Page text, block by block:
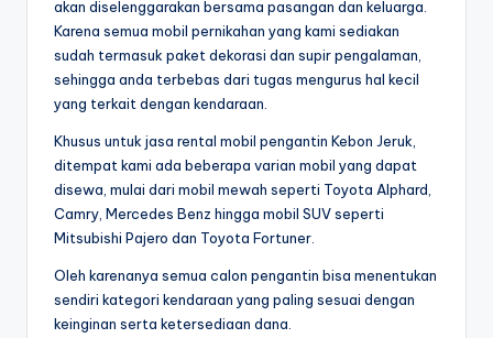
akan diselenggarakan bersama pasangan dan keluarga.
Karena semua mobil pernikahan yang kami sediakan
sudah termasuk paket dekorasi dan supir pengalaman,
sehingga anda terbebas dari tugas mengurus hal kecil
yang terkait dengan kendaraan.
Khusus untuk jasa rental mobil pengantin Kebon Jeruk,
ditempat kami ada beberapa varian mobil yang dapat
disewa, mulai dari mobil mewah seperti Toyota Alphard,
Camry, Mercedes Benz hingga mobil SUV seperti
Mitsubishi Pajero dan Toyota Fortuner.
Oleh karenanya semua calon pengantin bisa menentukan
sendiri kategori kendaraan yang paling sesuai dengan
keinginan serta ketersediaan dana.